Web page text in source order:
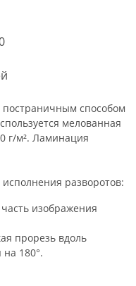
способом
мелованная
г/м². Ламинация
разворотов:
изображения
прорезь вдоль
180°.